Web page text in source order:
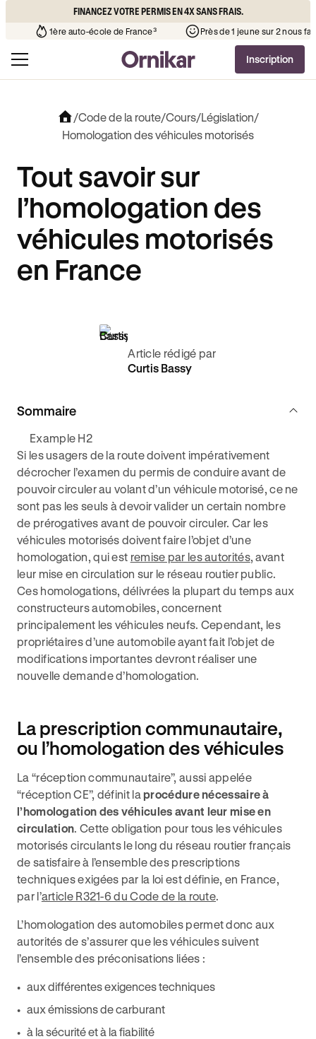
FINANCEZ VOTRE PERMIS EN 4X SANS FRAIS.
école de votre quartier¹ 1ère auto-école de France³
Inscription
/Code de la route/Cours/Législation/
Homologation des véhicules motorisés
Tout savoir sur
l’homologation des
véhicules motorisés
en France
Article rédigé par
Curtis Bassy
Sommaire
Example H2
Si les usagers de la route doivent impérativement
décrocher l’examen du permis de conduire avant de
pouvoir circuler au volant d’un véhicule motorisé, ce ne
sont pas les seuls à devoir valider un certain nombre
de prérogatives avant de pouvoir circuler. Car les
véhicules motorisés doivent faire l’objet d’une
homologation, qui est remise par les autorités, avant
leur mise en circulation sur le réseau routier public.
Ces homologations, délivrées la plupart du temps aux
constructeurs automobiles, concernent
principalement les véhicules neufs. Cependant, les
propriétaires d’une automobile ayant fait l’objet de
modifications importantes devront réaliser une
nouvelle demande d’homologation.
La prescription communautaire,
ou l’homologation des véhicules
La “réception communautaire”, aussi appelée
“réception CE”, définit laprocédure nécessaire à
l’homologation des véhicules avant leur mise en
circulation. Cette obligation pour tous les véhicules
motorisés circulants le long du réseau routier français
de satisfaire à l’ensemble des prescriptions
techniques exigées par la loi est définie, en France,
par l’article R321-6 du Code de la route.
L’homologation des automobiles permet donc aux
autorités de s’assurer que les véhicules suivent
l’ensemble des préconisations liées :
aux différentes exigences techniques
aux émissions de carburant
à la sécurité et à la fiabilité